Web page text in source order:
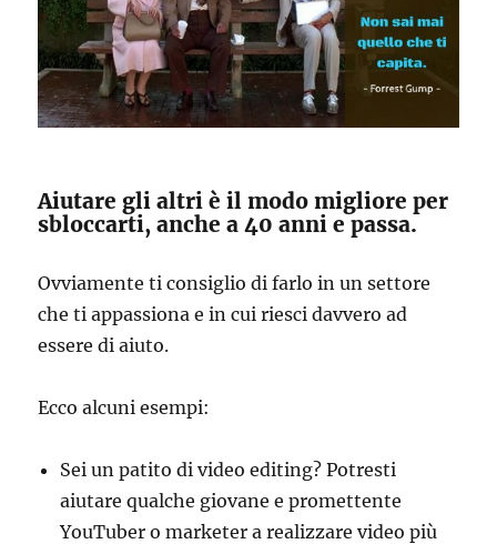
Aiutare gli altri è il modo migliore per
sbloccarti, anche a 40 anni e passa.
Ovviamente ti consiglio di farlo in un settore
che ti appassiona e in cui riesci davvero ad
essere di aiuto.
Ecco alcuni esempi:
Sei un patito di video editing? Potresti
aiutare qualche giovane e promettente
YouTuber o marketer a realizzare video più